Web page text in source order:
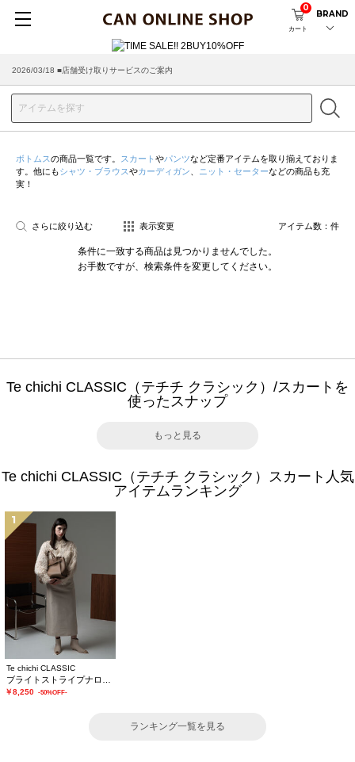
カート
0
BRAND
2026/03/18 ■店舗受け取りサービスのご案内
ボトムスの商品一覧です。 スカート やパンツなど定番アイテムを取り揃えておりま
す。他にもシャツ・ブラウスやカーディガン ニット・セーターなどの商品も充
実！
さらに絞り込む 表示変更 アイテム数： 件
条件に一致する商品は見つかりませんでした。
お手数ですが、検索条件を変更してください。
Te chichi CLASSIC（テチチ クラシック）/スカートを
使ったスナップ
もっと見る
Te chichi CLASSIC（テチチ クラシック）スカート人気
アイテムランキング
1
Te chichi CLASSIC
￥8,250 -50%OFF-
ランキング一覧を見る